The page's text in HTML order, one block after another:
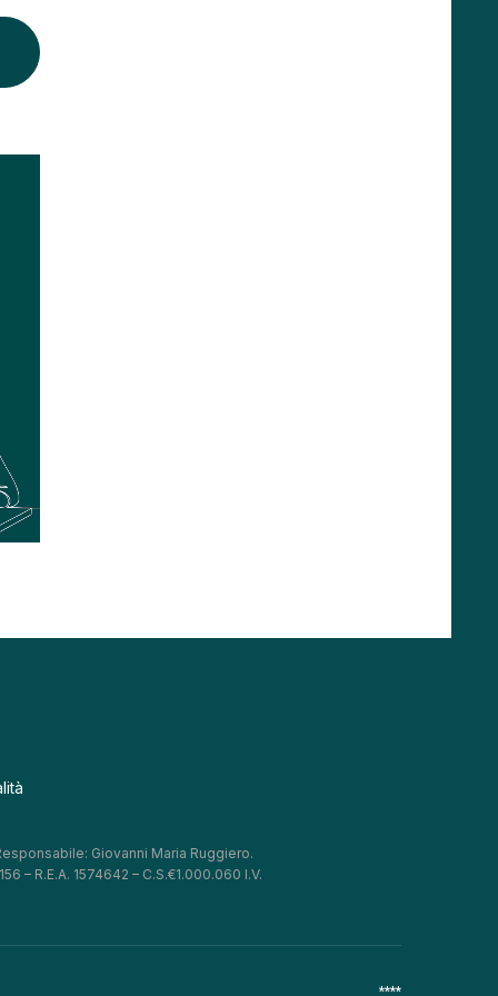
Giovanni Maria Ruggiero.
– R.E.A. 1574642 – C.S.€1.000.060 I.V.
****